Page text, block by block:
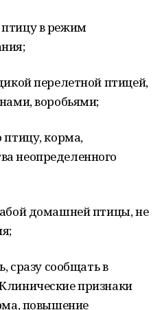
в режим
перелетной птицей,
воробьями;
птицу, корма,
неопределенного
домашней птицы, не
сразу сообщать в
признаки
повышение